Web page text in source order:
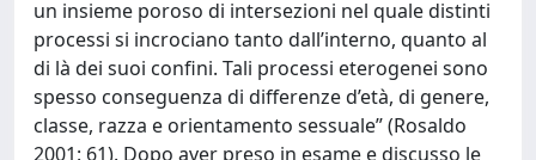
un insieme poroso di intersezioni nel quale distinti
processi si incrociano tanto dall’interno, quanto al
di là dei suoi confini. Tali processi eterogenei sono
spesso conseguenza di differenze d’età, di genere,
classe, razza e orientamento sessuale” (Rosaldo
2001: 61). Dopo aver preso in esame e discusso le